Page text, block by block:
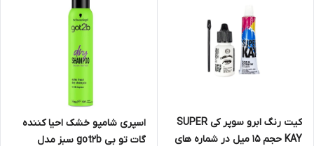
کیت رنگ ابرو سوپر کی SUPER
KAY حجم ۱۵ میل در شماره های
اسپری شامپو خشک احیا کننده
گات تو بی got2b سبز مدل